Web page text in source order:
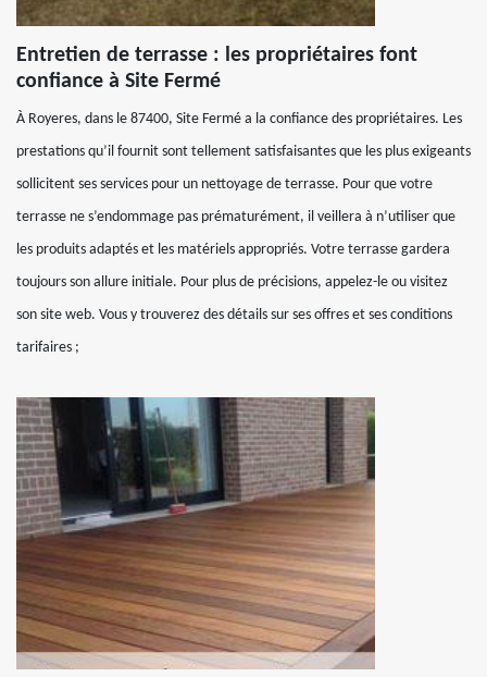
Entretien de terrasse : les propriétaires font
confiance à Site Fermé
À Royeres, dans le 87400, Site Fermé a la confiance des propriétaires. Les
prestations qu’il fournit sont tellement satisfaisantes que les plus exigeants
sollicitent ses services pour un nettoyage de terrasse. Pour que votre
terrasse ne s’endommage pas prématurément, il veillera à n’utiliser que
les produits adaptés et les matériels appropriés. Votre terrasse gardera
toujours son allure initiale. Pour plus de précisions, appelez-le ou visitez
son site web. Vous y trouverez des détails sur ses offres et ses conditions
tarifaires ;